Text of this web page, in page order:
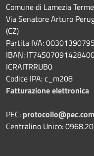
Comune di Lamezia Terme
Via Senatore Arturo
(CZ)
Partita IVA: 00301390795
IBAN:
ICRAITRRUB0
Codice IPA: c_m208
Fatturazione elettronica
PEC:
Centralino Unico: